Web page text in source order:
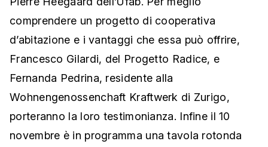
comprendere un progetto di cooperativa
d’abitazione e i vantaggi che essa può offrire,
Francesco Gilardi, del Progetto Radice, e
Fernanda Pedrina, residente alla
Wohnengenossenchaft Kraftwerk di Zurigo,
porteranno la loro testimonianza. Infine il 10
novembre è in programma una tavola rotonda